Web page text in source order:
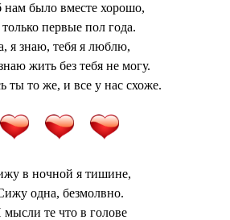
нам было вместе хорошо,
первые пол года.
я знаю, тебя я люблю,
жить без тебя не могу.
ты то же, и все у нас схоже.
в ночной я тишине,
одна, безмолвно.
те что в голове